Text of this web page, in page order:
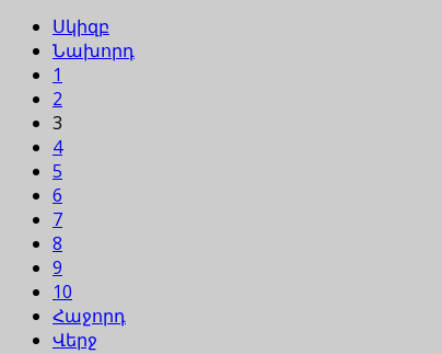
Սկիզբ
Նախորդ
1
2
3
4
5
6
7
8
9
10
Հաջորդ
Վերջ